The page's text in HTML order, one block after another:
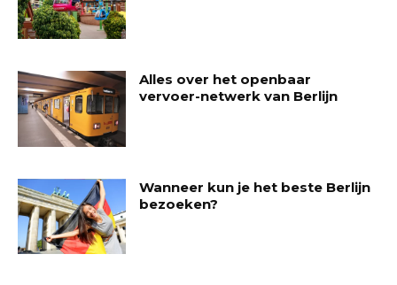
Alles over het openbaar
vervoer-netwerk van Berlijn
Wanneer kun je het beste Berlijn
bezoeken?